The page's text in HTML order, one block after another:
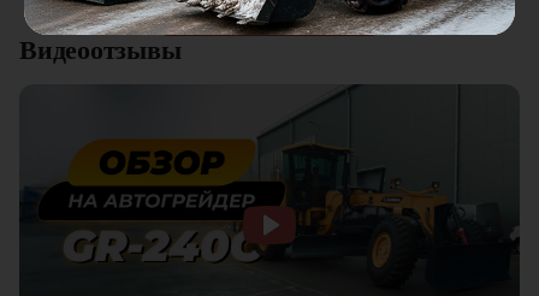
Смотреть все отзывы
Видеоотзывы